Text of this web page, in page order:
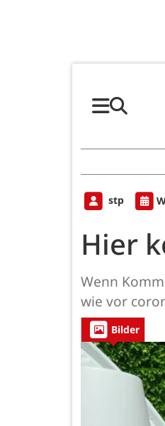
stp
Hier
Wenn
wie vor
Bilder